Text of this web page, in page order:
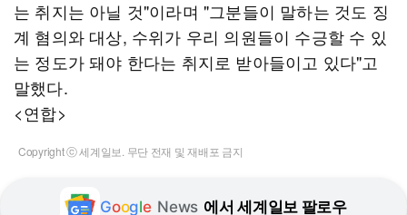
는 취지는 아닐 것"이라며 "그분들이 말하는 것도 징
계 혐의와 대상, 수위가 우리 의원들이 수긍할 수 있
는 정도가 돼야 한다는 취지로 받아들이고 있다"고
말했다.
<연합>
Copyright ⓒ 세계일보. 무단 전재 및 재배포 금지
Google News 에서 세계일보 팔로우